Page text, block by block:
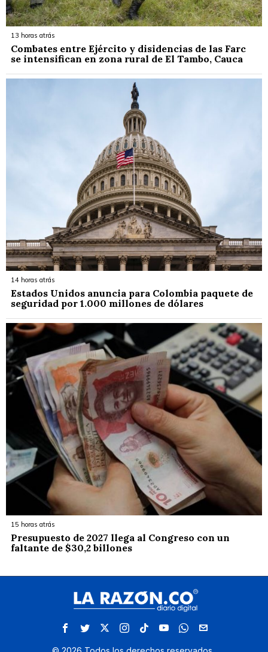
13 horas atrás
Combates entre Ejército y disidencias de las Farc
se intensifican en zona rural de El Tambo, Cauca
14 horas atrás
Estados Unidos anuncia para Colombia paquete de
seguridad por 1.000 millones de dólares
15 horas atrás
Presupuesto de 2027 llega al Congreso con un
faltante de $30,2 billones